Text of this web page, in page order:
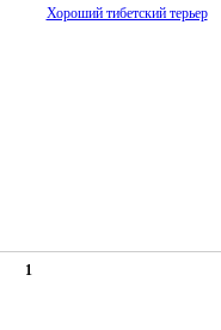
Хороший тибетский терьер
1